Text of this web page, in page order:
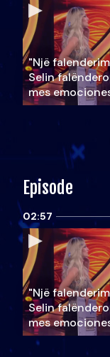
"Një
Selin
mes
Episode
02:57
"Një
Selin
mes